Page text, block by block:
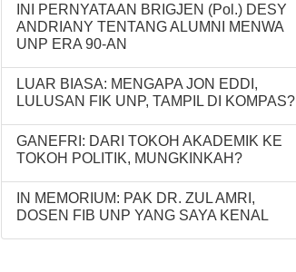
INI PERNYATAAN BRIGJEN (Pol.) DESY
ANDRIANY TENTANG ALUMNI MENWA
UNP ERA 90-AN
LUAR BIASA: MENGAPA JON EDDI,
LULUSAN FIK UNP, TAMPIL DI KOMPAS?
GANEFRI: DARI TOKOH AKADEMIK KE
TOKOH POLITIK, MUNGKINKAH?
IN MEMORIUM: PAK DR. ZUL AMRI,
DOSEN FIB UNP YANG SAYA KENAL